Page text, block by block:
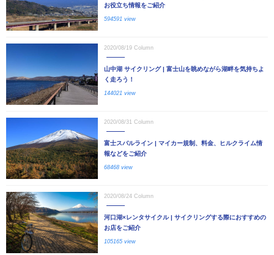
お役立ち情報をご紹介
594591 view
2020/08/19 Column
山中湖 サイクリング | 富士山を眺めながら湖畔を気持ちよ
く走ろう！
144021 view
2020/08/31 Column
富士スバルライン | マイカー規制、料金、ヒルクライム情
報などをご紹介
68468 view
2020/08/24 Column
河口湖×レンタサイクル | サイクリングする際におすすめの
お店をご紹介
105165 view